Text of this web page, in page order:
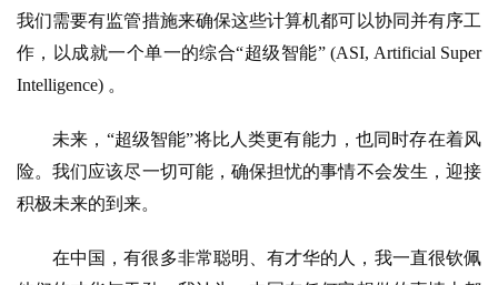
行
业
/
我们需要有监管措施来确保这些计算机都可以协同并有序工
作，以成就一个单一的综合“超级智能” (ASI, Artificial Super
Intelligence) 。
未来，“超级智能”将比人类更有能力，也同时存在着风
险。我们应该尽一切可能，确保担忧的事情不会发生，迎接
积极未来的到来。
在中国，有很多非常聪明、有才华的人，我一直很钦佩